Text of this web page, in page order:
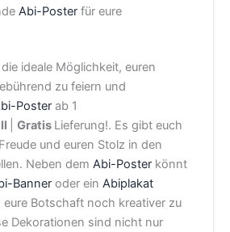
Abi-Poster für eure
ideale Möglichkeit, euren
zu feiern und
Poster ab 1
Gratis Lieferung!. Es gibt euch
und euren Stolz in den
Neben dem Abi-Poster könnt
Banner oder ein Abiplakat
eure Botschaft noch kreativer zu
Dekorationen sind nicht nur